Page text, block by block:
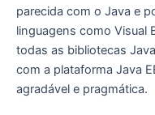
parecida com o Java e
linguagens como Visual
todas as bibliotecas
com a plataforma Java
agradável e pragmática.